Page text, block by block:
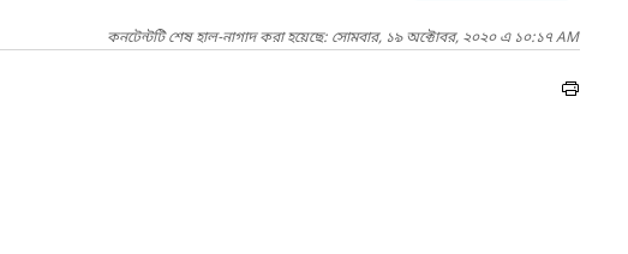
কনটেন্টটি শেষ হাল-নাগাদ করা হয়েছে: সোমবার, ১৯ অক্টোবর, ২০২০ এ ১০:১৭ AM